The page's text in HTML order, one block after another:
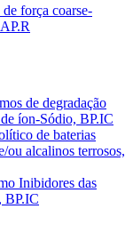
força coarse-
de degradação
íon-Sódio, BP.IC
de baterias
ou alcalinos terrosos,
Inibidores das
BP.IC